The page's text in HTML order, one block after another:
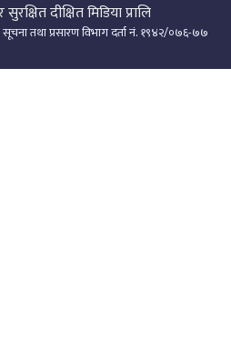
दीक्षित मिडिया प्रालि
तथा प्रसारण विभाग दर्ता नं. १९४२/०७६-७७